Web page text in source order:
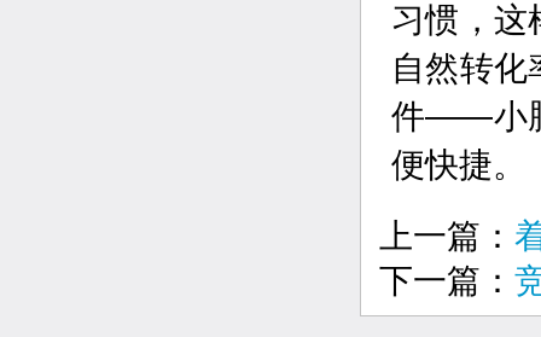
习惯，这
自然转化
件——小
便快捷。
上一篇：
下一篇：